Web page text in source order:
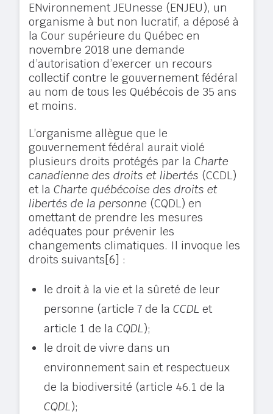
ENvironnement JEUnesse (ENJEU), un
organisme à but non lucratif, a déposé à
la Cour supérieure du Québec en
novembre 2018 une demande
d’autorisation d’exercer un recours
collectif contre le gouvernement fédéral
au nom de tous les Québécois de 35 ans
et moins.
L’organisme allègue que le
gouvernement fédéral aurait violé
plusieurs droits protégés par laCharte
canadienne des droits et libertés (CCDL)
et laCharte québécoise des droits et
libertés de la personne (CQDL) en
omettant de prendre les mesures
adéquates pour prévenir les
changements climatiques. Il invoque les
droits suivants[6] :
le droit à la vie et la sûreté de leur
personne (article 7 de laCCDLet
article 1 de la CQDL);
le droit de vivre dans un
environnement sain et respectueux
de la biodiversité (article 46.1 de la
CQDL);